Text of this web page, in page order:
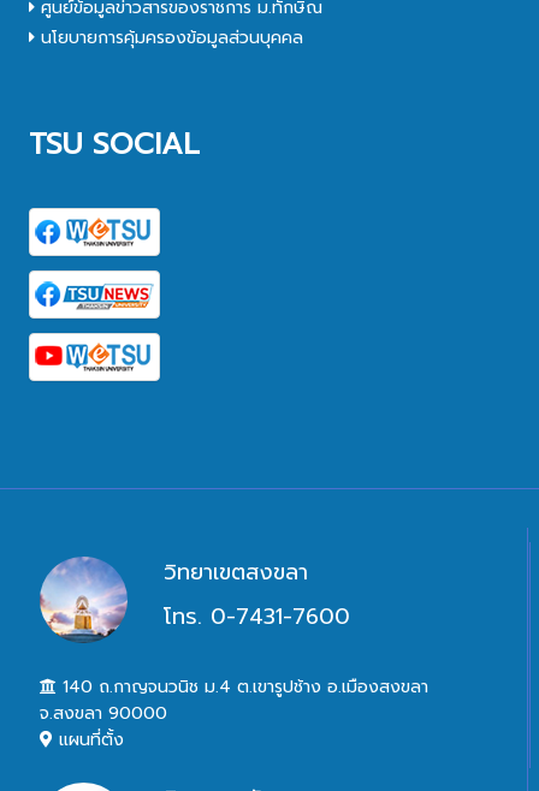
ศูนย์ข้อมูลข่าวสารของราชการ ม.ทักษิณ
นโยบายการคุ้มครองข้อมูลส่วนบุคคล
TSU SOCIAL
วิทยาเขตสงขลา
โทร. 0-7431-7600
140 ถ.กาญจนวนิช ม.4 ต.เขารูปช้าง อ.เมืองสงขลา
จ.สงขลา 90000
แผนที่ตั้ง